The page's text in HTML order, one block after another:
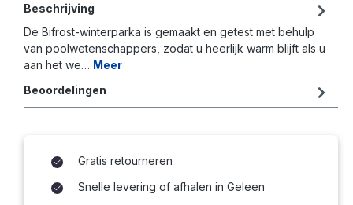
Beschrijving
De Bifrost-winterparka is gemaakt en getest met behulp
van poolwetenschappers, zodat u heerlijk warm blijft als u
aan het we… Meer
Beoordelingen
Gratis retourneren
Snelle levering of afhalen in Geleen